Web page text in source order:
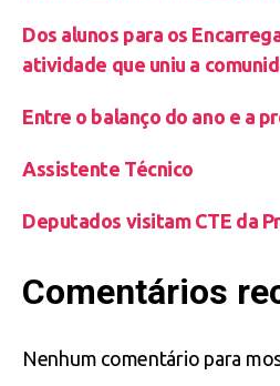
Dos alunos para os
atividade que uniu a
Entre o balanço do ano e a
Assistente Técnico
Deputados visitam CTE da
Comentários
Nenhum comentário para